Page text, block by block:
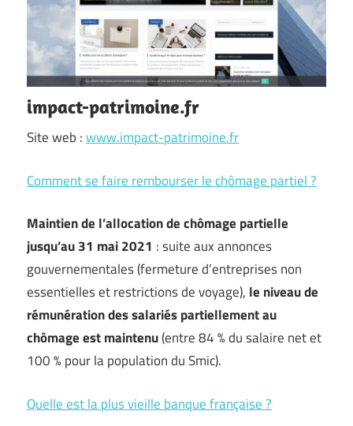
impact-patrimoine.fr
Site web :www.impact-patrimoine.fr
Comment se faire rembourser le chômage partiel ?
Maintien de l’allocation de chômage partielle
jusqu’au 31 mai 2021 : suite aux annonces
gouvernementales (fermeture d’entreprises non
essentielles et restrictions de voyage), le niveau de
rémunération des salariés partiellement au
chômage est maintenu(entre 84 % du salaire net et
100 % pour la population du Smic).
Quelle est la plus vieille banque française ?